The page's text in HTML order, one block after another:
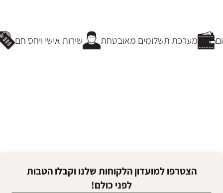
שירות אישי ויחס חם מערכת תשלומים מאובטחת
הצטרפו למועדון הלקוחות שלנו וקבלו הטבות
לפני כולם!